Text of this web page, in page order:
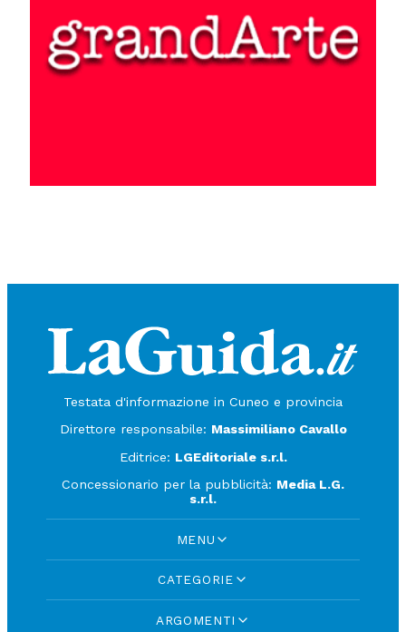
Testata d'informazione in Cuneo e provincia
Direttore responsabile: Massimiliano Cavallo
Editrice: LGEditoriale s.r.l.
Concessionario per la pubblicità: Media L.G.
s.r.l.
MENU
CATEGORIE
ARGOMENTI